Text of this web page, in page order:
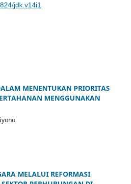
jdk.v14i1
MENENTUKAN PRIORITAS
MENGGUNAKAN
MELALUI REFORMASI